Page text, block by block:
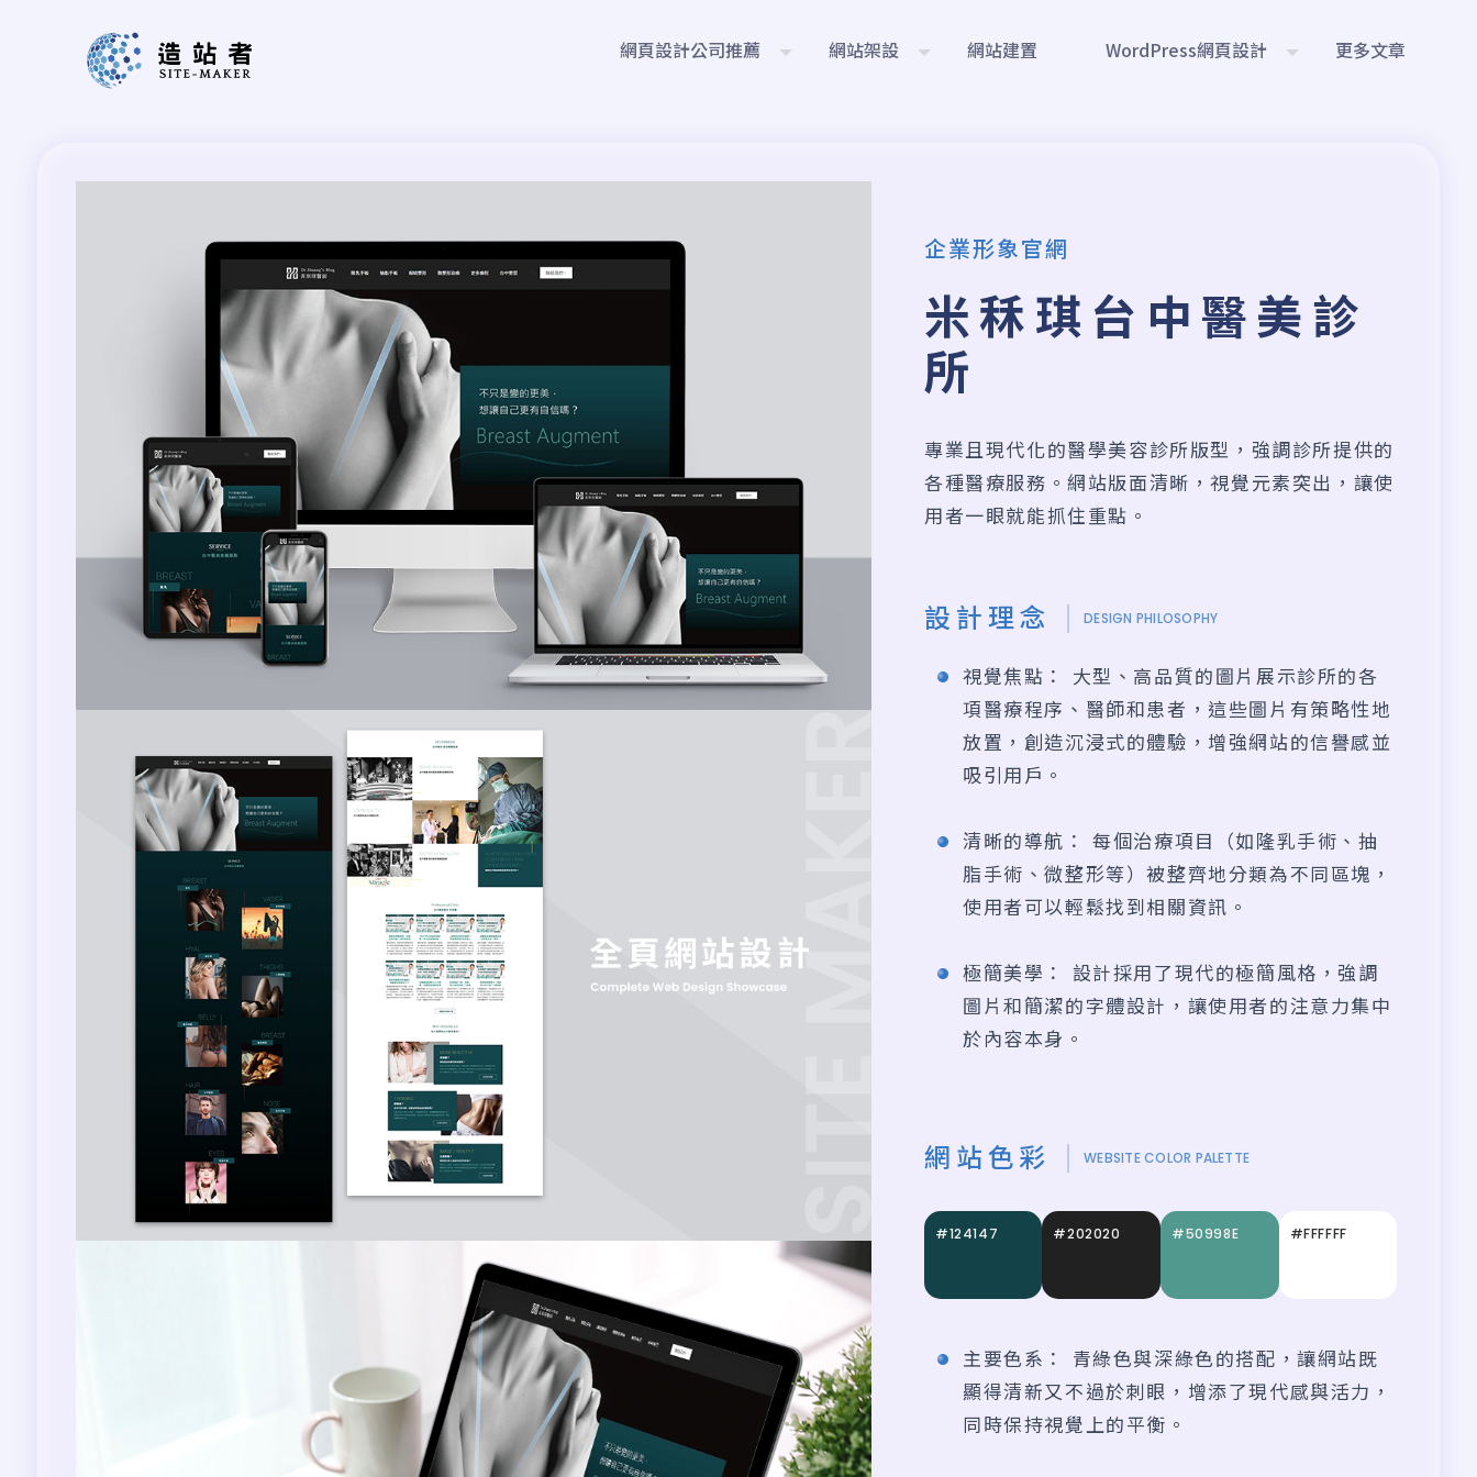
網頁設計公司推薦 網站架設 網站建置 WordPress網頁設計 更多文章
米秝琪台中醫美診
所
企業形象官網
專業且現代化的醫學美容診所版型，強調診所提供的
各種醫療服務。網站版面清晰，視覺元素突出，讓使
用者一眼就能抓住重點。
設計理念 DESIGN PHILOSOPHY
視覺焦點： 大型、高品質的圖片展示診所的各
項醫療程序、醫師和患者，這些圖片有策略性地
放置，創造沉浸式的體驗，增強網站的信譽感並
吸引用戶。
清晰的導航： 每個治療項目（如隆乳手術、抽
脂手術、微整形等）被整齊地分類為不同區塊，
使用者可以輕鬆找到相關資訊。
極簡美學： 設計採用了現代的極簡風格，強調
圖片和簡潔的字體設計，讓使用者的注意力集中
於內容本身。
網站色彩 WEBSITE COLOR PALETTE
#124147 #202020 #50998E #FFFFFF
主要色系： 青綠色與深綠色的搭配，讓網站既
顯得清新又不過於刺眼，增添了現代感與活力，
同時保持視覺上的平衡。